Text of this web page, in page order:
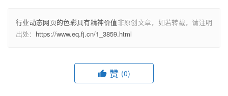
行业动态网页的色彩具有精神价值非原创文章，如若转载，请注明
出处： https://www.eq.fj.cn/1_3859.html
赞 (0)